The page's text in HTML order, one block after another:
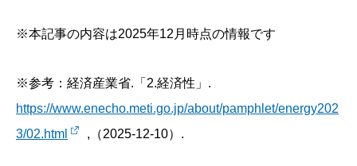
※本記事の内容は2025年12月時点の情報です
※参考：経済産業省.「2.経済性」.
https://www.enecho.meti.go.jp/about/pamphlet/energy202
3/02.html
,（2025-12-10）.